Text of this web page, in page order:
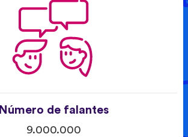
Número de falantes
9.000.000